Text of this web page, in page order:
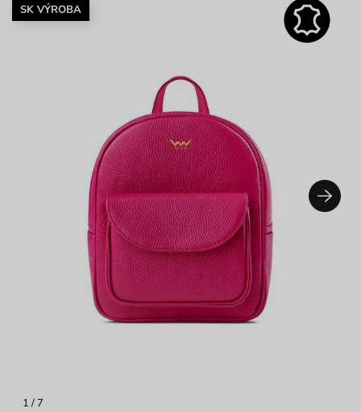
1 / 7
SK VÝROBA